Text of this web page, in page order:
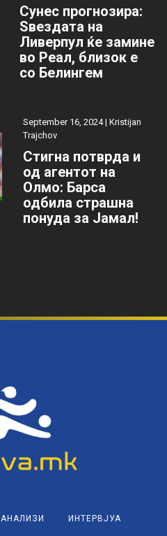
Сунес прогнозира:
Ѕвездата на
Ливерпул ќе замине
во Реал, близок е
со Белингем
September 16, 2024 | Kristijan
Trajchov
Стигна потврда и
од агентот на
Олмо: Барса
одбила страшна
понуда за Јамал!
АНАЛИЗИ ИНТЕРВЈУА